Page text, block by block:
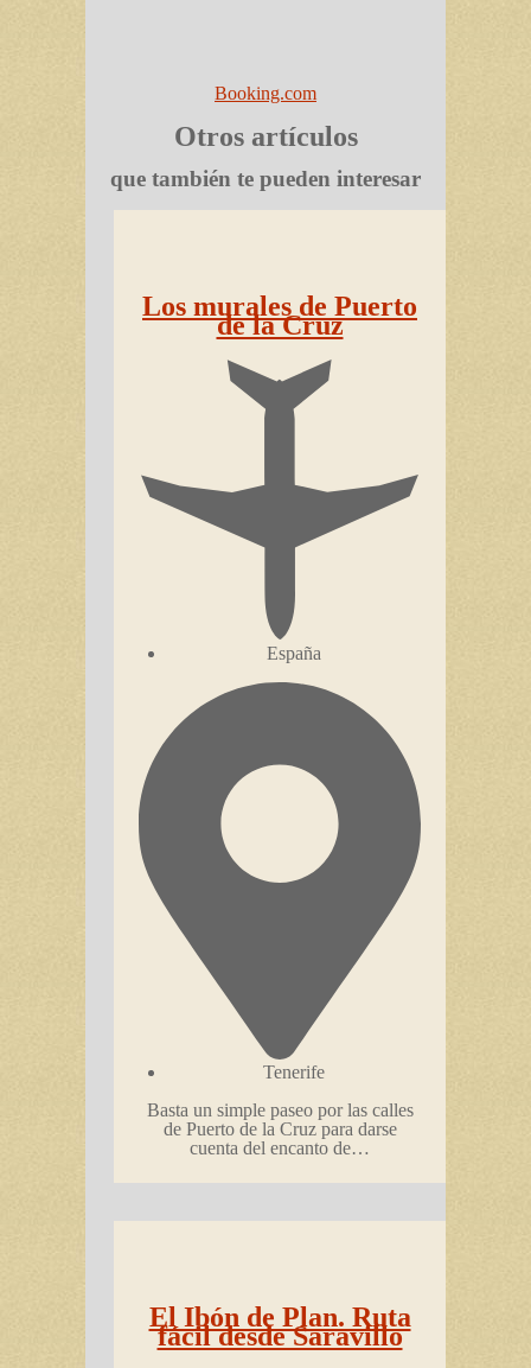
Booking.com
Otros artículos
que también te pueden interesar
Los murales de Puerto
de la Cruz
España
Tenerife
Basta un simple paseo por las calles
de Puerto de la Cruz para darse
cuenta del encanto de…
El Ibón de Plan. Ruta
fácil desde Saravillo